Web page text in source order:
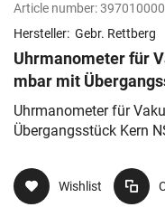
Article number:397010000
Hersteller: Gebr. Rettberg
Uhrmanometer für
mbar mit
Uhrmanometer für
Übergangsstück Kern
Wishlist